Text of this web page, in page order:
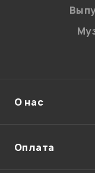
Введите
Отправить
О нас
Оплата